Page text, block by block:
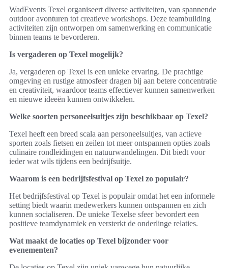
WadEvents Texel organiseert diverse activiteiten, van spannende
outdoor avonturen tot creatieve workshops. Deze teambuilding
activiteiten zijn ontworpen om samenwerking en communicatie
binnen teams te bevorderen.
Is vergaderen op Texel mogelijk?
Ja, vergaderen op Texel is een unieke ervaring. De prachtige
omgeving en rustige atmosfeer dragen bij aan betere concentratie
en creativiteit, waardoor teams effectiever kunnen samenwerken
en nieuwe ideeën kunnen ontwikkelen.
Welke soorten personeelsuitjes zijn beschikbaar op Texel?
Texel heeft een breed scala aan personeelsuitjes, van actieve
sporten zoals fietsen en zeilen tot meer ontspannen opties zoals
culinaire rondleidingen en natuurwandelingen. Dit biedt voor
ieder wat wils tijdens een bedrijfsuitje.
Waarom is een bedrijfsfestival op Texel zo populair?
Het bedrijfsfestival op Texel is populair omdat het een informele
setting biedt waarin medewerkers kunnen ontspannen en zich
kunnen socialiseren. De unieke Texelse sfeer bevordert een
positieve teamdynamiek en versterkt de onderlinge relaties.
Wat maakt de locaties op Texel bijzonder voor
evenementen?